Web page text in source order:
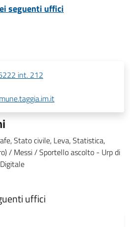
seguenti uffici
int. 212
Stato civile, Leva, Statistica,
/ Messi / Sportello ascolto - Urp di
uffici